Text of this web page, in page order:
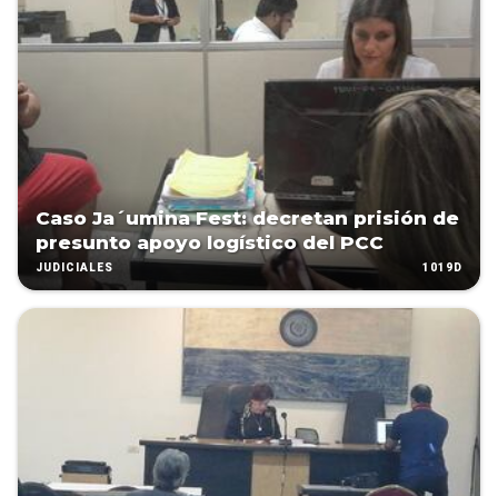
Caso Ja´umina Fest: decretan prisión de
presunto apoyo logístico del PCC
JUDICIALES 1019D